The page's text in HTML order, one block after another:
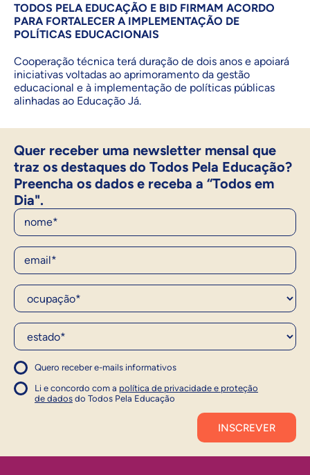
TODOS PELA EDUCAÇÃO E BID FIRMAM ACORDO
PARA FORTALECER A IMPLEMENTAÇÃO DE
POLÍTICAS EDUCACIONAIS
Cooperação técnica terá duração de dois anos e apoiará
iniciativas voltadas ao aprimoramento da gestão
educacional e à implementação de políticas públicas
alinhadas ao Educação Já.
Quer receber uma newsletter mensal que
traz os destaques do Todos Pela Educação?
Preencha os dados e receba a “Todos em
Dia".
Nome
E-Mail
Ocupação*
Estado*
Quero receber e-mails informativos
1
Concordo com a política
Concordo com a política
Li e concordo com a política de privacidade e proteção
de dados do Todos Pela Educação
1